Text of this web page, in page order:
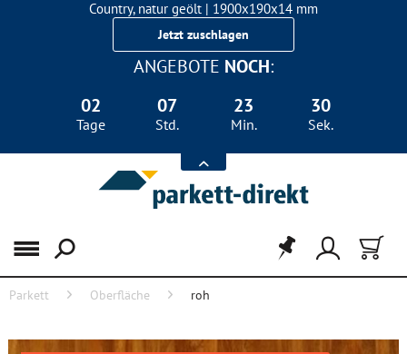
Country, natur geölt | 1900x190x14 mm
Landhausdiele Eiche für nur 29,90 €/m²
Jetzt zuschlagen
ANGEBOTE NOCH:
02
Tage
07
Std.
23
Min.
30
Sek.
Menü
Parkett Oberfläche roh